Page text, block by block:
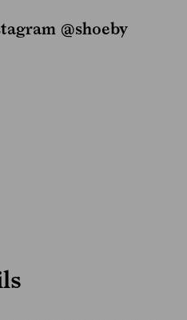
@shoeby